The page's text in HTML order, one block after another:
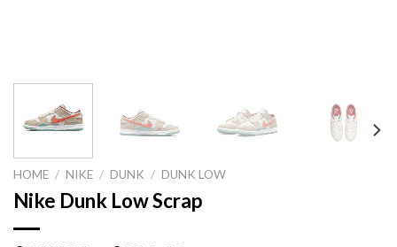
HOME / NIKE / DUNK / DUNK LOW
Nike Dunk Low Scrap